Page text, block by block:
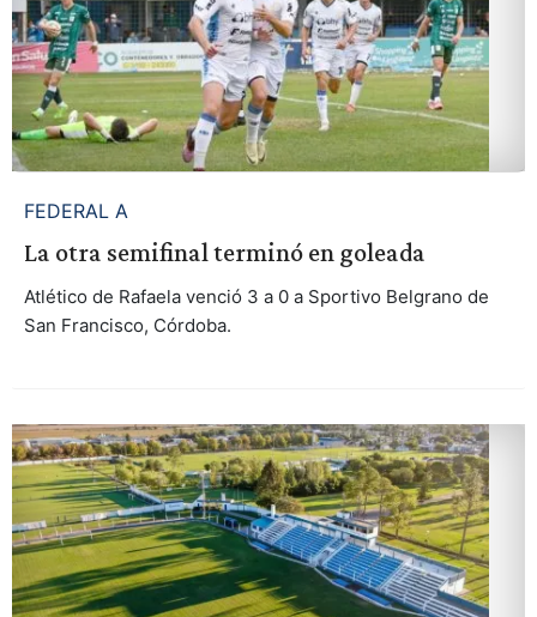
FEDERAL A
La otra semifinal terminó en goleada
Atlético de Rafaela venció 3 a 0 a Sportivo Belgrano de
San Francisco, Córdoba.